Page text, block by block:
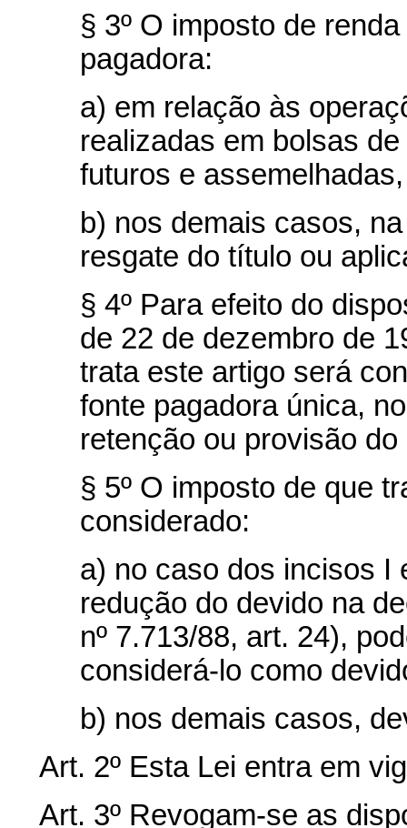
§ 3º O imposto de
pagadora:
a) em relação às
realizadas em bolsas
futuros e
b) nos demais casos,
resgate do título ou
§ 4º Para efeito do
de 22 de dezembro de
trata este artigo será
fonte pagadora única,
retenção ou provisão do
§ 5º O imposto de que
considerado:
a) no caso dos incisos I
redução do devido na
nº 7.713/88, art. 24),
considerá-lo como
b) nos demais casos,
Art. 2º Esta Lei entra em
Art. 3º Revogam-se as